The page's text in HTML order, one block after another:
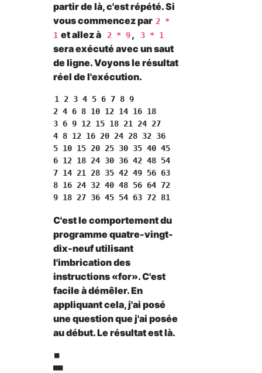
partir de là, c'est répété. Si
vous commencez par 2 *
1 et allez à 2 * 9, 3 * 1
sera exécuté avec un saut
de ligne. Voyons le résultat
réel de l'exécution.
1 2 3 4 5 6 7 8 9
2 4 6 8 10 12 14 16 18
3 6 9 12 15 18 21 24 27
4 8 12 16 20 24 28 32 36
5 10 15 20 25 30 35 40 45
6 12 18 24 30 36 42 48 54
7 14 21 28 35 42 49 56 63
8 16 24 32 40 48 56 64 72
C'est le comportement du
programme quatre-vingt-
dix-neuf utilisant
l'imbrication des
instructions «for». C'est
facile à démêler. En
appliquant cela, j'ai posé
une question que j'ai posée
au début. Le résultat est là.
■
■■